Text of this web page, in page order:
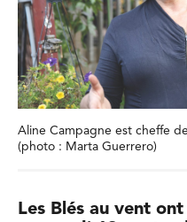
Aline Campagne est cheffe
(photo : Marta Guerrero)
Les Blés au vent